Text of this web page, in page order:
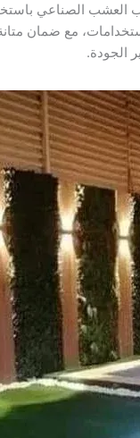
الصناعي
مع ضمان
الجودة.